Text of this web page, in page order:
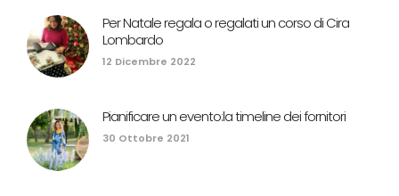
Per Natale regala o regalati un corso di Cira
Lombardo
12 Dicembre 2022
Pianificare un evento:la timeline dei fornitori
30 Ottobre 2021